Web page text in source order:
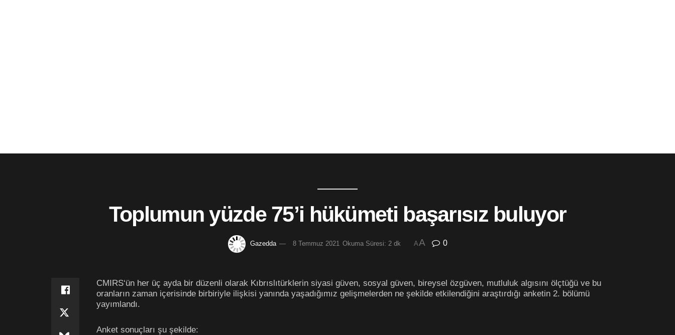
Toplumun yüzde 75’i hükümeti başarısız buluyor
Gazedda 8 Temmuz 2021 Okuma Süresi: 2 dk AA 0
CMIRS‘ün her üç ayda bir düzenli olarak Kıbrıslıtürklerin siyasi güven, sosyal güven, bireysel özgüven, mutluluk algısını ölçtüğü ve bu
oranların zaman içerisinde birbiriyle ilişkisi yanında yaşadığımız gelişmelerden ne şekilde etkilendiğini araştırdığı anketin 2. bölümü
yayımlandı.
Anket sonuçları şu şekilde: